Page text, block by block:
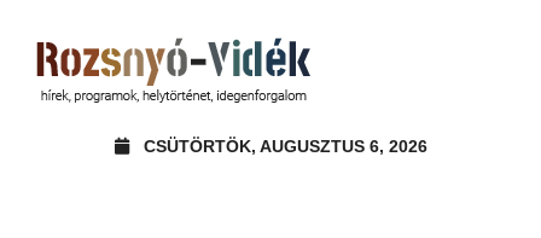
CSÜTÖRTÖK, AUGUSZTUS 6, 2026